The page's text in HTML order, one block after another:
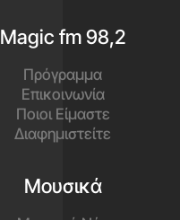
Magic fm 98,2
Πρόγραμμα
Επικοινωνία
Ποιοι Είμαστε
Διαφημιστείτε
Μουσικά